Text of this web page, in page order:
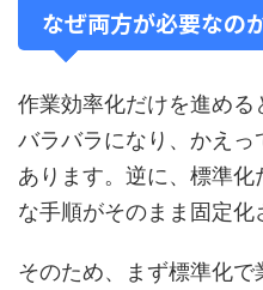
なぜ両方が必要なの
作業効率化だけを進め
バラバラになり、かえ
あります。逆に、標準
な手順がそのまま固定化
そのため、まず標準化で